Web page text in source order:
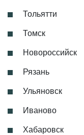
Тольятти
Томск
Новороссийск
Рязань
Ульяновск
Иваново
Хабаровск